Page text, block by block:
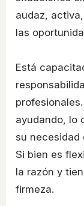
audaz,
las
Está
ayudando, lo
su necesidad
Si bien es
la razón y
firmeza.